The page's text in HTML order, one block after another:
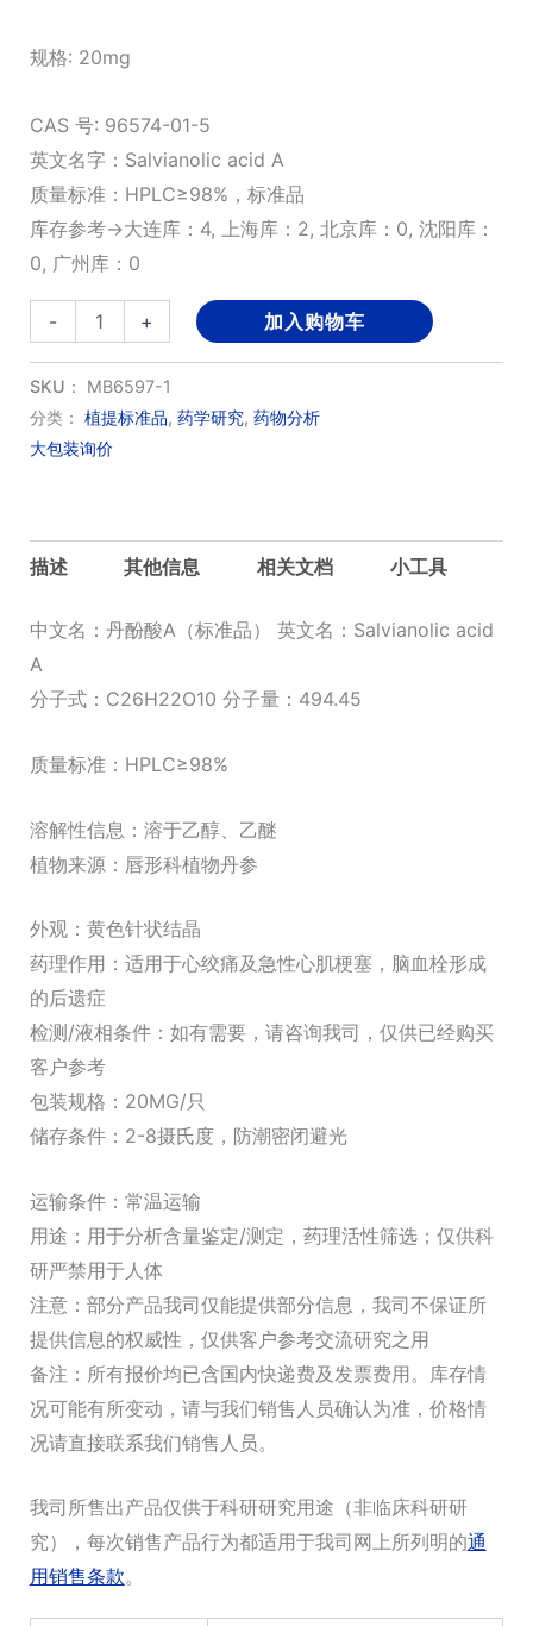
规格: 20mg
CAS 号: 96574-01-5
英文名字：Salvianolic acid A
质量标准：HPLC≥98%，标准品
库存参考→大连库：4, 上海库：2, 北京库：0, 沈阳库：
0, 广州库：0
-
酚
酸
A（标
准
量
+ 加入购物车
SKU： MB6597-1
分类： 植提标准品, 药学研究, 药物分析
大包装询价
描述 其他信息 相关文档 小工具
中文名：丹酚酸A（标准品） 英文名：Salvianolic acid
A
分子式：C26H22O10 分子量：494.45
质量标准：HPLC≥98%
溶解性信息：溶于乙醇、乙醚
植物来源：唇形科植物丹参
外观：黄色针状结晶
药理作用：适用于心绞痛及急性心肌梗塞，脑血栓形成
的后遗症
检测/液相条件：如有需要，请咨询我司，仅供已经购买
客户参考
包装规格：20MG/只
储存条件：2-8摄氏度，防潮密闭避光
运输条件：常温运输
用途：用于分析含量鉴定/测定，药理活性筛选；仅供科
研严禁用于人体
注意：部分产品我司仅能提供部分信息，我司不保证所
提供信息的权威性，仅供客户参考交流研究之用
备注：所有报价均已含国内快递费及发票费用。库存情
况可能有所变动，请与我们销售人员确认为准，价格情
况请直接联系我们销售人员。
我司所售出产品仅供于科研研究用途（非临床科研研
究），每次销售产品行为都适用于我司网上所列明的通
用销售条款。